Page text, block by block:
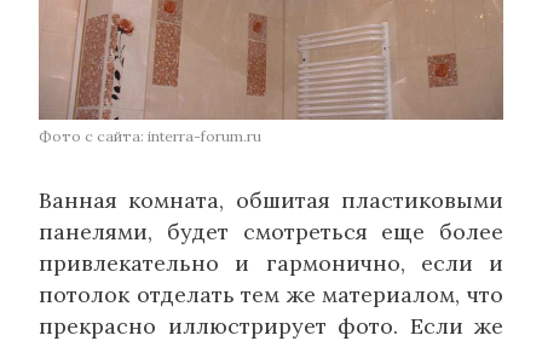
Фото с сайта: interra-forum.ru
Ванная комната, обшитая пластиковыми
панелями, будет смотреться еще более
привлекательно и гармонично, если и
потолок отделать тем же материалом, что
прекрасно иллюстрирует фото. Если же